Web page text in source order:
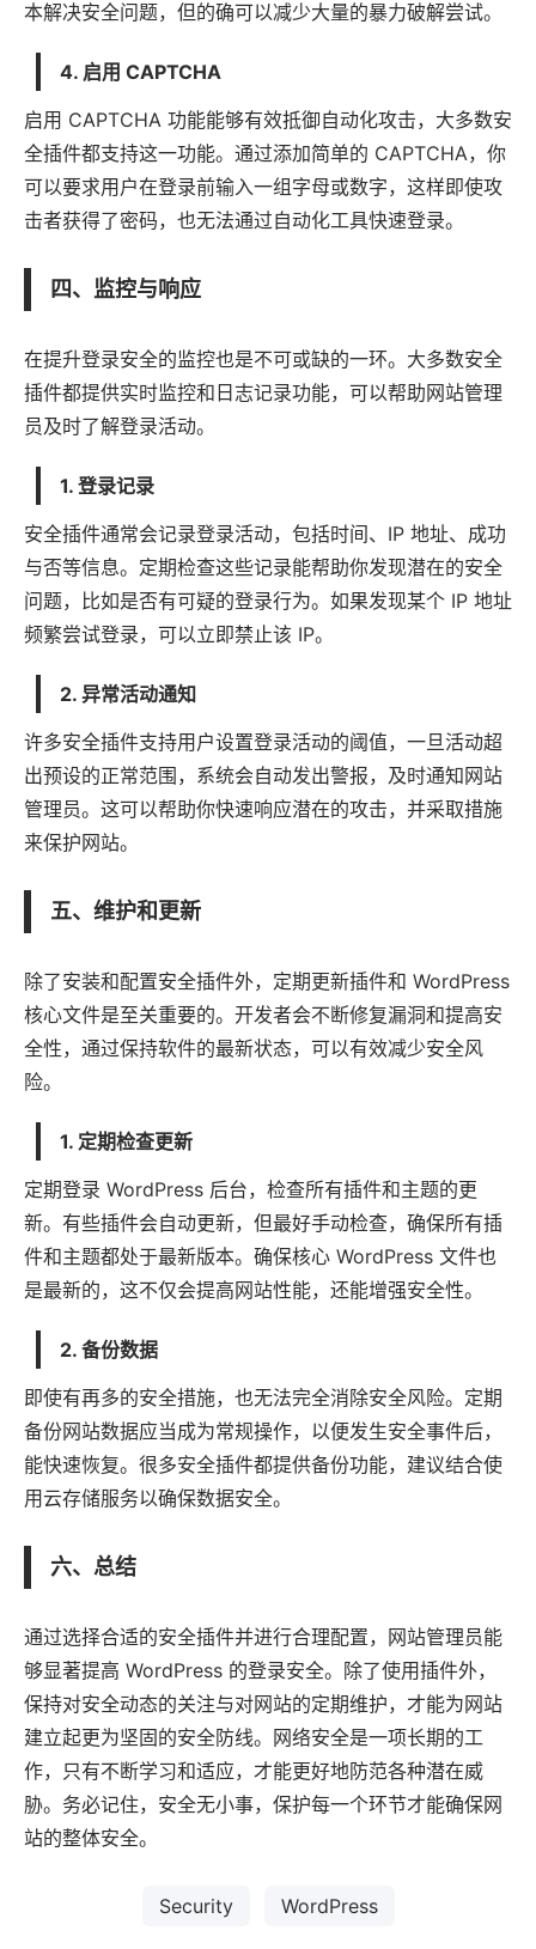
本解决安全问题，但的确可以减少大量的暴力破解尝试。
4. 启用 CAPTCHA
启用 CAPTCHA 功能能够有效抵御自动化攻击，大多数安
全插件都支持这一功能。通过添加简单的 CAPTCHA，你
可以要求用户在登录前输入一组字母或数字，这样即使攻
击者获得了密码，也无法通过自动化工具快速登录。
四、监控与响应
在提升登录安全的监控也是不可或缺的一环。大多数安全
插件都提供实时监控和日志记录功能，可以帮助网站管理
员及时了解登录活动。
1. 登录记录
安全插件通常会记录登录活动，包括时间、IP 地址、成功
与否等信息。定期检查这些记录能帮助你发现潜在的安全
问题，比如是否有可疑的登录行为。如果发现某个 IP 地址
频繁尝试登录，可以立即禁止该 IP。
2. 异常活动通知
许多安全插件支持用户设置登录活动的阈值，一旦活动超
出预设的正常范围，系统会自动发出警报，及时通知网站
管理员。这可以帮助你快速响应潜在的攻击，并采取措施
来保护网站。
五、维护和更新
除了安装和配置安全插件外，定期更新插件和 WordPress
核心文件是至关重要的。开发者会不断修复漏洞和提高安
全性，通过保持软件的最新状态，可以有效减少安全风
险。
1. 定期检查更新
定期登录 WordPress 后台，检查所有插件和主题的更
新。有些插件会自动更新，但最好手动检查，确保所有插
件和主题都处于最新版本。确保核心 WordPress 文件也
是最新的，这不仅会提高网站性能，还能增强安全性。
2. 备份数据
即使有再多的安全措施，也无法完全消除安全风险。定期
备份网站数据应当成为常规操作，以便发生安全事件后，
能快速恢复。很多安全插件都提供备份功能，建议结合使
用云存储服务以确保数据安全。
六、总结
通过选择合适的安全插件并进行合理配置，网站管理员能
够显著提高 WordPress 的登录安全。除了使用插件外，
保持对安全动态的关注与对网站的定期维护，才能为网站
建立起更为坚固的安全防线。网络安全是一项长期的工
作，只有不断学习和适应，才能更好地防范各种潜在威
胁。务必记住，安全无小事，保护每一个环节才能确保网
站的整体安全。
Security WordPress